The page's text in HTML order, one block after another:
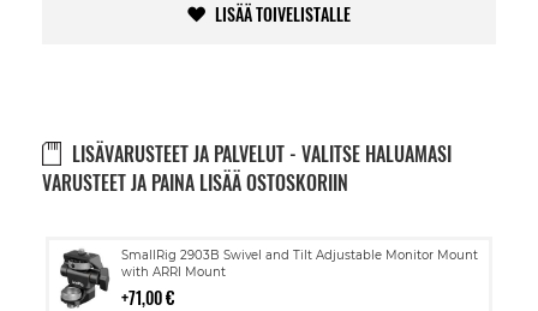
LISÄÄ TOIVELISTALLE
LISÄVARUSTEET JA PALVELUT - VALITSE HALUAMASI
VARUSTEET JA PAINA LISÄÄ OSTOSKORIIN
SmallRig 2903B Swivel and Tilt Adjustable Monitor Mount
with ARRI Mount
71,00 €
Lisää
ostoskoriin